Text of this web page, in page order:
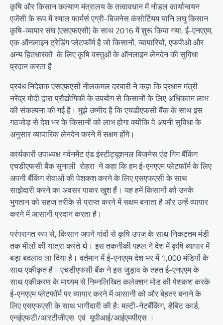
कृषि और किसान कल्याण मंत्रालय के तत्वावधान में नोडल कार्यान्वयन
एजेंसी के रूप में स्माल फार्मर्स एग्री-बिजनेस कंसोर्टियम यानि लघु किसान
कृषि-व्यापार संघ (एसएफएसी) के साथ 2016 में शुरू किया गया, ई-एनएएम,
एक ऑनलाइन ट्रेडिंग प्लेटफॉर्म है जो किसानों, व्यापारियों, एफपीओ और
अन्य हितधारकों के लिए कृषि वस्तुओं के ऑनलाइन लेनदेन की सुविधा
प्रदान करता है।
प्रबंध निदेशक एसएफएसीनीलकमल दरबारी ने कहा कि प्रधान मंत्री
नरेंद्र मोदी द्वारा प्रौद्योगिकी के उपयोग से किसानों के लिए अधिकतम लाभ
की संकल्पना की गई है। मुझे उम्मीद है कि एचडीएफसी बैंक के साथ इस
गठजोड़ से देश भर के किसानों को लाभ होगा क्योंकि वे अपनी सुविधा के
अनुसार व्यापारिक लेनदेन करने में सक्षम होंगे।
कार्यकारी उपाध्यक्ष गर्वनमेंट एंड इंस्टीट्यूशनल बिजनेस एंड गिग बैंकिंग
एचडीएफसी बैंकसुनाली रोहरा ने कहा कि हम ई-एनएएम प्लेटफॉर्म के लिए
अपनी बैंकिंग सेवाओं की पेशकश करने के लिए एसएफएसी के साथ
साझेदारी करने का अवसर पाकर खुश हैं। यह हमें किसानों को उनके
भुगतान को सहज तरीके से प्राप्त करने में सक्षम बनाता है और उन्हें व्यापार
करने में आसानी प्रदान करता है।
परंपरागत रूप से, किसान अपने गांवों से कृषि उपज के साथ निकटतम मंडी
तक मीलों की यात्रा करते थे। इस तकनीकी पहल ने देश में कृषि व्यापार में
बड़ा बदलाव ला दिया है। वर्तमान में ई-एनएएम देश भर में 1,000 मंडियों के
साथ एकीकृत है। एचडीएफसी बैंक ने इस जुड़ाव के तहत ई-एनएएम के
साथ एकीकरण के माध्यम से निम्नलिखित कलेक्शन मोड की पेशकश करके
ई-एनएएम प्लेटफॉर्म पर व्यापार करने में आसानी को और बेहतर बनाने के
लिए एसएफएसी के साथ भागीदारी की हैः मल्टी-नेटबैंकिंग, डेबिट कार्ड,
एनईएफटी/आरटीजीएस एवं यूपीआई/आईएमपीएस ।